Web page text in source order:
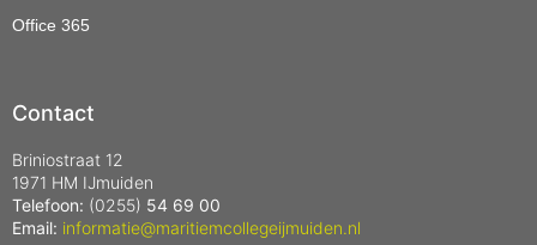
Office 365
Contact
Briniostraat 12
1971 HM IJmuiden
Telefoon: (0255) 54 69 00
Email: informatie@maritiemcollegeijmuiden.nl